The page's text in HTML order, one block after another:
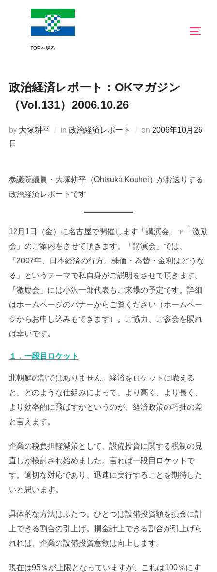
政治経済レポート：OKマガジン
（Vol.131）2006.10.26
by 大塚耕平 in 政治経済レポート on 投
2006年10月26
日
参議院議員・大塚耕平（Ohtsuka Kouhei）がお送りする
政治経済レポートです
12月1日（金）に名古屋で開催します「講演会」＋「激励
会」のご案内をさせて頂きます。「講演会」では、
「2007年、日本経済の行方。株価・為替・金利はどうな
る」というテーマで私自身がご説明をさせて頂きます。
「激励会」には小沢一郎代表もご来場の予定です。詳細
はホームページのバナーからご覧ください（ホームペー
ジからお申し込みもできます）。ご協力、ご参会を賜れ
ば幸いです。
１．一段目ロケット
北朝鮮の話ではありません。経済をロケットに喩える
と、どのような仕組みによって、より高く、より長く、
より効率的に飛ばすかというのが、経済政策の巧拙の差
と言えます。
企業の税負担軽減策として、設備投資に関する税制の見
直しが検討され始めました。言わば一段目ロケットで
す。適切な対応であり、迅速に実行することを期待した
いと思います。
具体的な方法はふたつ。ひとつは設備投資額を損金に計
上できる割合の引上げ。損金計上できる割合が引上げら
れれば、企業の設備投資意欲は向上します。
現在は95％が上限となっていますが、これは100％にす